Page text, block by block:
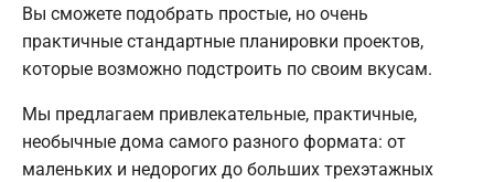
Вы сможете подобрать простые, но очень
практичные стандартные планировки проектов,
которые возможно подстроить по своим вкусам.
Мы предлагаем привлекательные, практичные,
необычные дома самого разного формата: от
маленьких и недорогих до больших трехэтажных